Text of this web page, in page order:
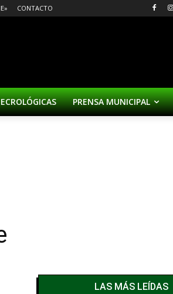
CONTACTO
PRENSA MUNICIPAL
LAS MÁS LEÍDAS